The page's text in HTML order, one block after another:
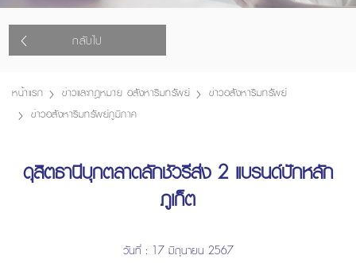
กลับไป
หน้าแรก ข่าวและกฎหมาย อสังหาริมทรัพย์
ข่าวอสังหาริมทรัพย์
ข่าวอสังหาริมทรัพย์ภูมิภาค
ดุสิตธานีบุกตลาดลักชัวรีส่ง 2 แบรนด์ปักหลัก
ภูเก็ต
วันที่ : 17 มิถุนายน 2567